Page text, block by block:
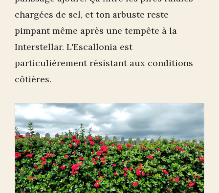
chargées de sel, et ton arbuste reste
pimpant même après une tempête à la
Interstellar. L'Escallonia est
particulièrement résistant aux conditions
côtières.